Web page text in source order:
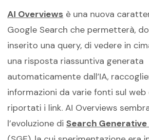
AI Overviews è una nuova
Google Search che permetterà,
inserito una query, di vedere in
una risposta riassuntiva generata
automaticamente dall’IA,
informazioni da varie fonti sul web
riportati i link. AI Overviews
l’evoluzione di Search Generative